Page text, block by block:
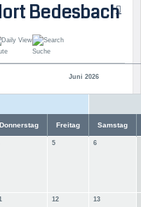
Bedesbach
Suche
Juni 2026
Donnerstag Freitag Samstag
5 6
12 13